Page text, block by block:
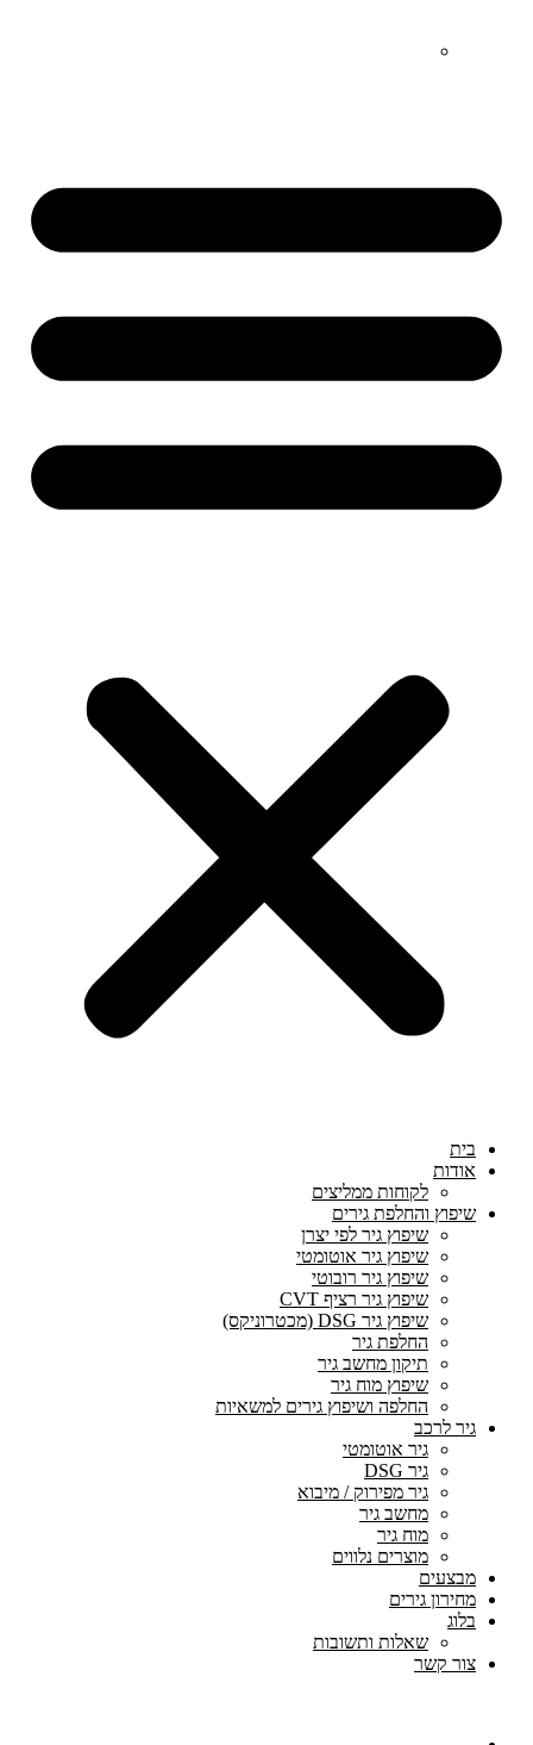
בית
אודות
לקוחות ממליצים
שיפוץ והחלפת גירים
שיפוץ גיר לפי יצרן
שיפוץ גיר אוטומטי
שיפוץ גיר רובוטי
שיפוץ גיר רציף CVT
שיפוץ גיר DSG (מכטרוניקס)
החלפת גיר
תיקון מחשב גיר
שיפוץ מוח גיר
החלפה ושיפוץ גירים למשאיות
גיר לרכב
גיר אוטומטי
גיר DSG
גיר מפירוק / מיבוא
מחשב גיר
מוח גיר
מוצרים נלווים
מבצעים
מחירון גירים
בלוג
שאלות ותשובות
צור קשר